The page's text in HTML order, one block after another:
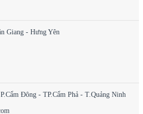
Giang - Hưng Yên
Đông - TP.Cẩm Phả - T.Quảng Ninh